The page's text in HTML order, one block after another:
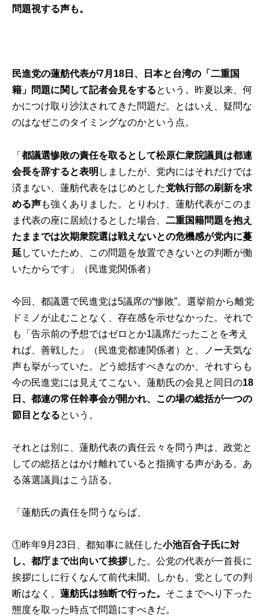
問題視する声も。
民進党の蓮舫代表が7月18日、日本と台湾の「二重国
籍」問題に関して記者会見をするという。昨夏以来、何
かにつけ取り沙汰されてきた問題だ。とはいえ、疑問な
のはなぜこのタイミングなのかという点。
「都議選惨敗の責任を取るとして松原仁衆院議員は都連
会長を辞すると表明 しましたが、党内にはそれだけでは
済まない、蓮舫代表をはじめとした党執行部の刷新を求
める声も強くありました。とりわけ、蓮舫代表がこのま
ま代表の座に居続けるとした場合、二重国籍問題を抱え
たままでは次期衆院選は戦えないとの危機感が党内に蔓
延 していたため、この問題を放置できないとの判断が働
いたからです」（民進党関係者）
今回、都議選で民進党は5議席の“惨敗”。選挙前から離党
ドミノが止むことなく、存在感を示せなかった。それで
も「告示前の予想ではゼロとか1議席だったことを考え
れば、善戦した」（民進党都連関係者）と、ノー天気な
声も挙がっていた。どう総括すべきなのか、それすらも
今の民進党には見えてこない。蓮舫氏の会見と同日の18
日、都連の常任幹事会が開かれ、この場の総括が一つの
節目となるという。
それとは別に、蓮舫代表の責任云々を問う声は、政党と
しての総括とはかけ離れていると指摘する声がある。あ
る落選議員はこう語る。
「蓮舫氏の責任を問うならば、
①昨年9月23日、都知事に就任した小池百合子氏に対
し、都庁まで出向いて挨拶した。公党の代表が一首長に
挨拶にしに行くなんて前代未聞。しかも、党としての判
断はなく、蓮舫氏は独断で行った。 そこまでへり下った
態度を取った時点で問題にすべきだ。